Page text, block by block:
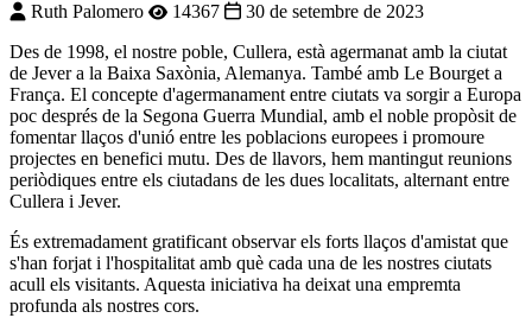
Ruth Palomero 14367
30 de setembre de 2023
Des de 1998, el nostre poble, Cullera, està agermanat amb la ciutat
de Jever a la Baixa Saxònia, Alemanya. També amb Le Bourget a
França. El concepte d'agermanament entre ciutats va sorgir a Europa
poc després de la Segona Guerra Mundial, amb el noble propòsit de
fomentar llaços d'unió entre les poblacions europees i promoure
projectes en benefici mutu. Des de llavors, hem mantingut reunions
periòdiques entre els ciutadans de les dues localitats, alternant entre
Cullera i Jever.
És extremadament gratificant observar els forts llaços d'amistat que
s'han forjat i l'hospitalitat amb què cada una de les nostres ciutats
acull els visitants. Aquesta iniciativa ha deixat una empremta
profunda als nostres cors.